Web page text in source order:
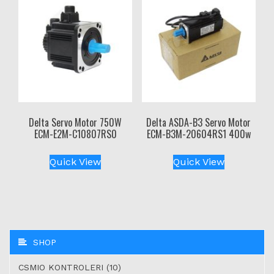
Delta Servo Motor 750W
ECM-E2M-C10807RS0
Quick View
Delta ASDA-B3 Servo Motor
ECM-B3M-20604RS1 400w
Quick View
SHOP
CSMIO KONTROLERI (10)